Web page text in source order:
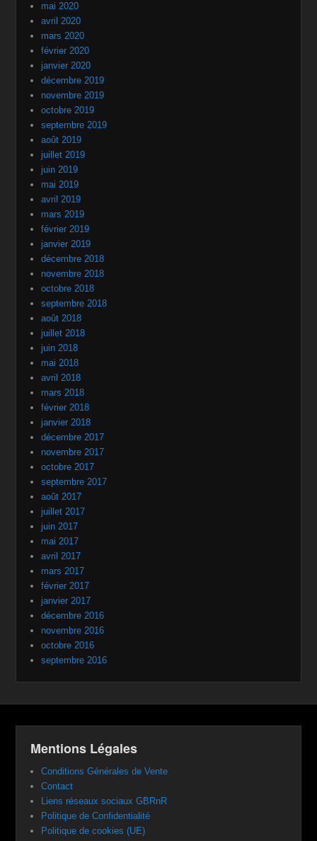
mai 2020
avril 2020
mars 2020
février 2020
janvier 2020
décembre 2019
novembre 2019
octobre 2019
septembre 2019
août 2019
juillet 2019
juin 2019
mai 2019
avril 2019
mars 2019
février 2019
janvier 2019
décembre 2018
novembre 2018
octobre 2018
septembre 2018
août 2018
juillet 2018
juin 2018
mai 2018
avril 2018
mars 2018
février 2018
janvier 2018
décembre 2017
novembre 2017
octobre 2017
septembre 2017
août 2017
juillet 2017
juin 2017
mai 2017
avril 2017
mars 2017
février 2017
janvier 2017
décembre 2016
novembre 2016
octobre 2016
septembre 2016
Mentions Légales
Conditions Générales de Vente
Contact
Liens réseaux sociaux GBRnR
Politique de Confidentialité
Politique de cookies (UE)